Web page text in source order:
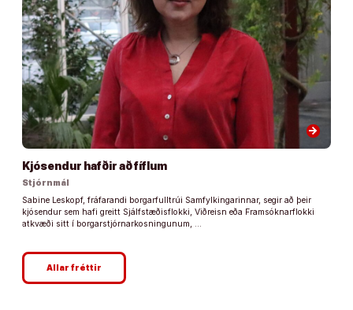
arrow_forward
Kjósendur hafðir að fíflum
Stjórnmál
Sabine Leskopf, fráfarandi borgarfulltrúi Samfylkingarinnar, segir að þeir
kjósendur sem hafi greitt Sjálfstæðisflokki, Viðreisn eða Framsóknarflokki
atkvæði sitt í borgarstjórnarkosningunum, …
Allar fréttir